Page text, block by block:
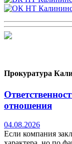
Прокуратура
отношения
04.08.2026
Если компания